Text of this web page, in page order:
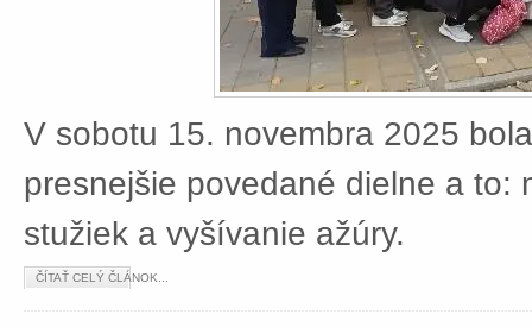
V sobotu 15. novembra 2025
presnejšie povedané dielne a to:
stužiek a vyšívanie ažúry.
ČÍTAŤ CELÝ ČLÁNOK...